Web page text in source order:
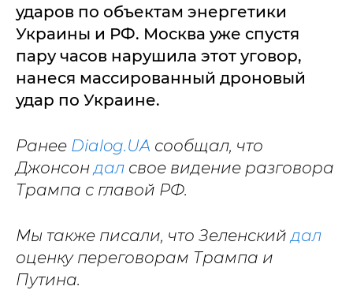
ударов по объектам энергетики
Украины и РФ. Москва уже спустя
пару часов нарушила этот уговор,
нанеся массированный дроновый
удар по Украине.
Ранее Dialog.UA сообщал, что
Джонсондал свое видение разговора
Трампа с главой РФ.
Мы также писали, что Зеленскийдал
оценку переговорам Трампа и
Путина.